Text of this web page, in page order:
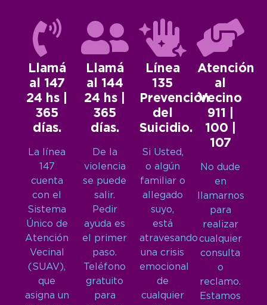
Llamá
al 147
24 hs |
365
días.
La línea
147
cuenta
con el
Sistema
Único de
Atención
Vecinal
(SUAV),
que
asigna un
Llamá
al 144
24 hs |
365
días.
De la
violencia
se puede
salir.
Pedir
ayuda es
el primer
paso.
Teléfono
gratuito
para
Línea
135
Prevención
del
Suicidio.
Si Usted,
o algún
familiar o
allegado
suyo,
está
atravesando
una crisis
emocional
de
cualquier
Atención
al
Vecino
911 |
100 |
107
No dude
en
llamarnos
para
realizar
cualquier
consulta
o
reclamo.
Estamos